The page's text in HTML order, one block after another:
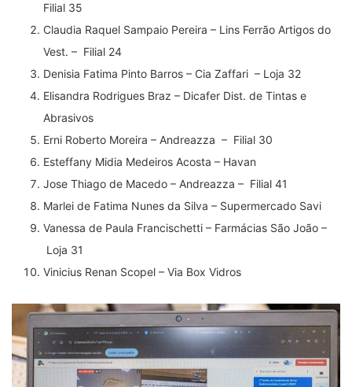
Filial 35
Claudia Raquel Sampaio Pereira – Lins Ferrão Artigos do
Vest. – Filial 24
Denisia Fatima Pinto Barros – Cia Zaffari – Loja 32
Elisandra Rodrigues Braz – Dicafer Dist. de Tintas e
Abrasivos
Erni Roberto Moreira – Andreazza – Filial 30
Esteffany Midia Medeiros Acosta – Havan
Jose Thiago de Macedo – Andreazza – Filial 41
Marlei de Fatima Nunes da Silva – Supermercado Savi
Vanessa de Paula Francischetti – Farmácias São João –
Loja 31
Vinicius Renan Scopel – Via Box Vidros